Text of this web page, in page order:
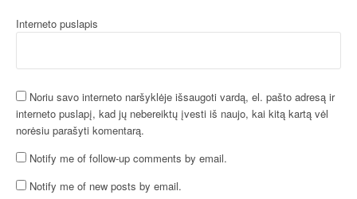
Interneto puslapis
Noriu savo interneto naršyklėje išsaugoti vardą, el. pašto adresą ir
interneto puslapį, kad jų nebereiktų įvesti iš naujo, kai kitą kartą vėl
norėsiu parašyti komentarą.
Notify me of follow-up comments by email.
Notify me of new posts by email.